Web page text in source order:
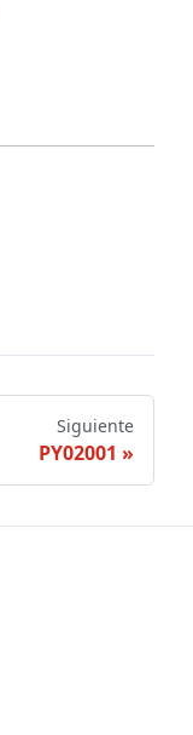
Siguiente
PY02001